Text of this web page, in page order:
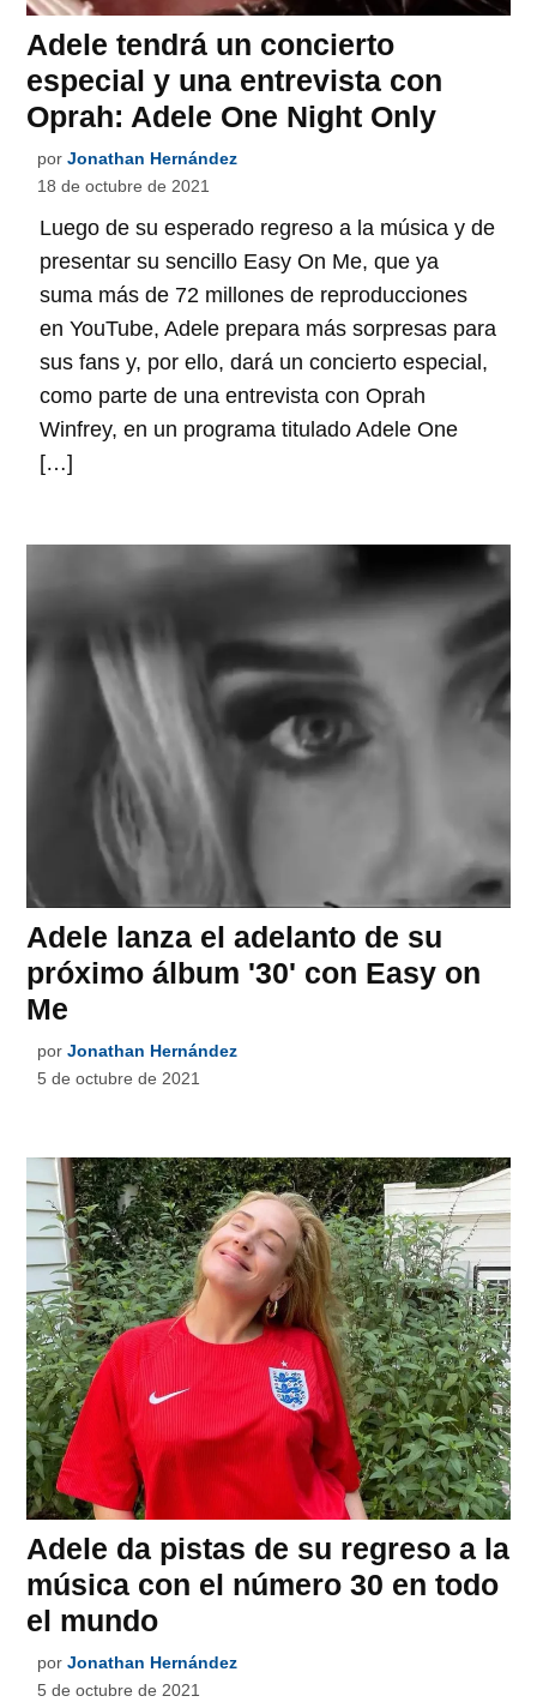
Adele tendrá un concierto
especial y una entrevista con
Oprah: Adele One Night Only
por Jonathan Hernández
18 de octubre de 2021
Luego de su esperado regreso a la música y de
presentar su sencillo Easy On Me, que ya
suma más de 72 millones de reproducciones
en YouTube, Adele prepara más sorpresas para
sus fans y, por ello, dará un concierto especial,
como parte de una entrevista con Oprah
Winfrey, en un programa titulado Adele One
[…]
Adele lanza el adelanto de su
próximo álbum '30' con Easy on
Me
por Jonathan Hernández
5 de octubre de 2021
Adele da pistas de su regreso a la
música con el número 30 en todo
el mundo
por Jonathan Hernández
5 de octubre de 2021